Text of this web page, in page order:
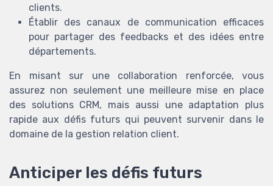
clients.
Établir des canaux de communication efficaces
pour partager des feedbacks et des idées entre
départements.
En misant sur une collaboration renforcée, vous
assurez non seulement une meilleure mise en place
des solutions CRM, mais aussi une adaptation plus
rapide aux défis futurs qui peuvent survenir dans le
domaine de la gestion relation client.
Anticiper les défis futurs
TOP 10 des
solutions IA pour
générer des leads de
CSO at WORK ! — 2026
Téléchargez gratuitement le livre
➔ Télécharger
En remplissant ce formulaire, j’accepte d’être
contacté(e) à des fins commerciales par CSO at WORK ! et
ses partenaires.